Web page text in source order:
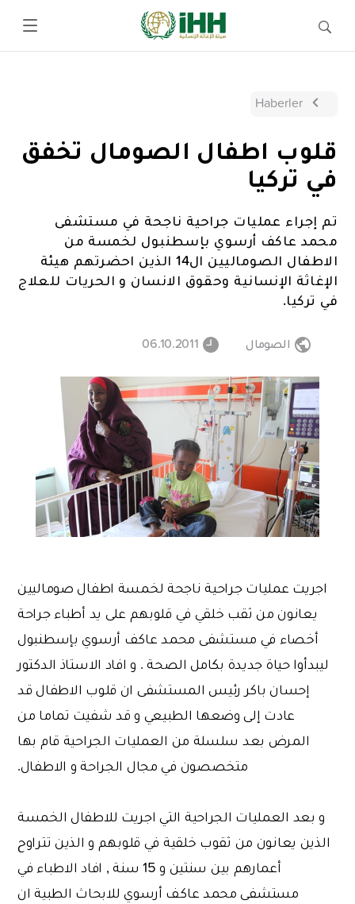
Haberler
قلوب اطفال الصومال تخفق
في تركيا
تم إجراء عمليات جراحية ناجحة في مستشفى
محمد عاكف أرسوي بإسطنبول لخمسة من
الاطفال الصوماليين ال14 الذين احضرتهم هيئة
الإغاثة الإنسانية وحقوق الانسان و الحريات للعلاج
في تركيا.
الصومال 06.10.2011
اجريت عمليات جراحية ناجحة لخمسة اطفال صوماليين
يعانون من ثقب خلقي في قلوبهم على يد أطباء جراحة
أخصاء في مستشفى محمد عاكف أرسوي بإسطنبول
ليبدأوا حياة جديدة بكامل الصحة . و افاد الاستاذ الدكتور
إحسان باكر رئيس المستشفى ان قلوب الاطفال قد
عادت إلى وضعها الطبيعي و قد شفيت تماما من
المرض بعد سلسلة من العمليات الجراحية قام بها
متخصصون في مجال الجراحة و الاطفال.
و بعد العمليات الجراحية التي اجريت للاطفال الخمسة
الذين يعانون من ثقوب خلقية في قلوبهم و الذين تتراوح
أعمارهم بين سنتين و 15 سنة , افاد الاطباء في
مستشفى محمد عاكف أرسوي للابحاث الطبية ان